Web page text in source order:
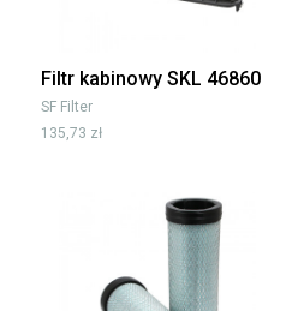
Filtr kabinowy SKL 46860
SF Filter
135,73 zł